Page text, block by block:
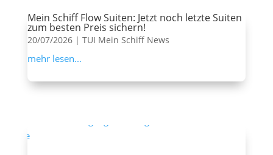
Mein Schiff Flow Suiten: Jetzt noch letzte Suiten
zum besten Preis sichern!
20/07/2026| TUI Mein Schiff News
mehr lesen...